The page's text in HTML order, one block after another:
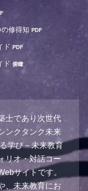
の修得知PDF
ドPDF
ド俯瞰
士であり次世代
ンクタンク未来
学び－未来教育
リオ・対話コー
サイトです。
、未来教育にお